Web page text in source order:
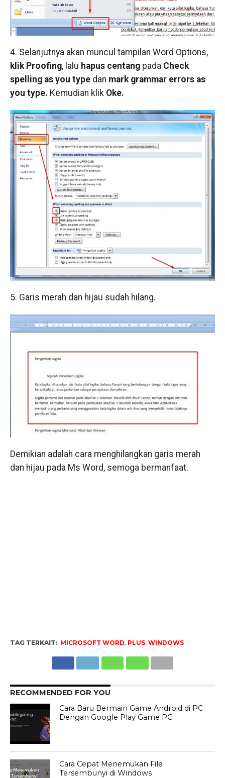
4. Selanjutnya akan muncul tampilan Word Options,
klik Proofing, lalu hapus centangpadaCheck
spelling as you typedan mark grammar errors as
you type. Kemudian klik Oke.
5. Garis merah dan hijau sudah hilang.
Demikian adalah cara menghilangkan garis merah
dan hijau pada Ms Word, semoga bermanfaat.
TAG TERKAIT: MICROSOFT WORD PLUS, WINDOWS
RECOMMENDED FOR YOU
Cara Baru Bermain Game Android di PC
Dengan Google Play Game PC
Cara Cepat Menemukan File
Tersembunyi di Windows